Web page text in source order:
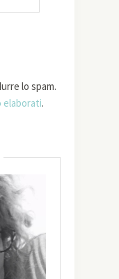
lo spam.
elaborati.